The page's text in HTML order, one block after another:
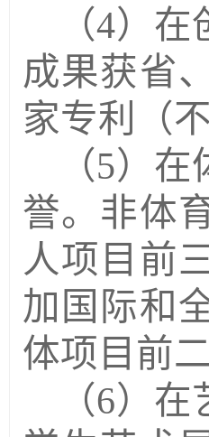
（4）在
成果获省
家专利（
（5）在
誉。非体
人项目前
加国际和
体项目前
（6）在